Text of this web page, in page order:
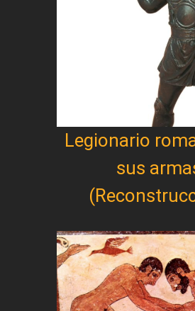
Legionario
sus